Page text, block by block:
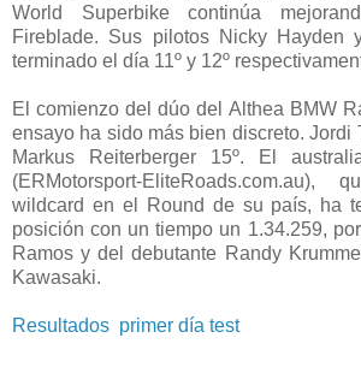
World Superbike continúa
Fireblade. Sus pilotos Nicky Hayden
terminado el día 11º y 12º
El comienzo del dúo del Althea BMW
ensayo ha sido más bien discreto. Jordi
Markus Reiterberger 15º. El
(ERMotorsport-EliteRoads.com.au),
wildcard en el Round de su país, ha
posición con un tiempo un 1.34.259,
Ramos y del debutante Randy
Kawasaki.
Resultados primer día test